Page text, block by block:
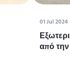
01 Jul 2024
από